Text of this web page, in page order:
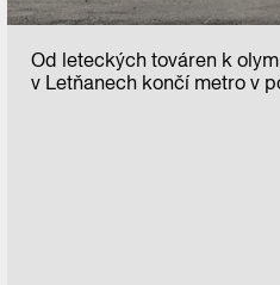
Od leteckých továren k
v Letňanech končí metro v